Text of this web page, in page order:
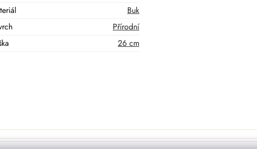
Buk
Přírodní
26 cm